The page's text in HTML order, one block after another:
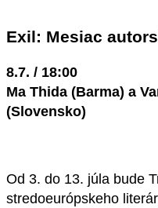
Exil: Mesiac
8.7. / 18:00
Ma Thida (Barma) a
(Slovensko)
Od 3. do 13. júla bude
stredoeurópskeho